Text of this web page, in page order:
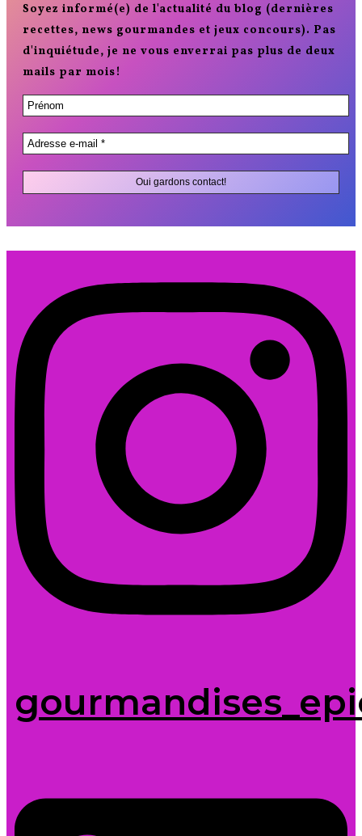
Soyez informé(e) de l'actualité du blog (dernières
recettes, news gourmandes et jeux concours). Pas
d'inquiétude, je ne vous enverrai pas plus de deux
mails par mois!